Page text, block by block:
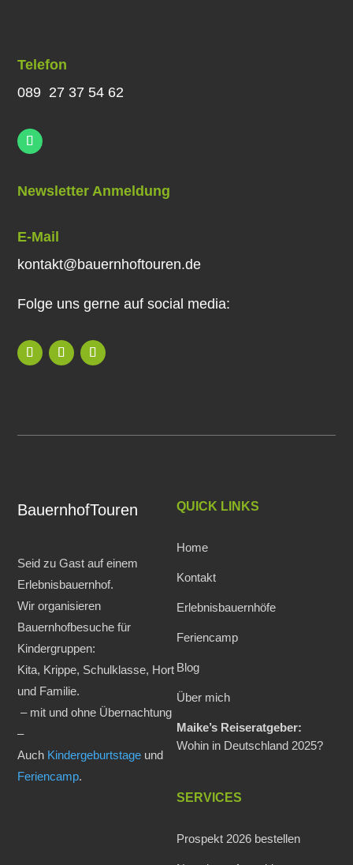
Telefon
089 27 37 54 62
Newsletter Anmeldung
E-Mail
kontakt@bauernhoftouren.de
Folge uns gerne auf social media:
BauernhofTouren
Seid zu Gast auf einem
Erlebnisbauernhof.
Wir organisieren
Bauernhofbesuche für
Kindergruppen:
Kita, Krippe, Schulklasse, Hort
und Familie.
– mit und ohne Übernachtung
–
Auch Kindergeburtstage und
Feriencamp.
QUICK LINKS
Home
Kontakt
Erlebnisbauernhöfe
Feriencamp
Blog
Über mich
Maike’s Reiseratgeber:
Wohin in Deutschland 2025?
SERVICES
Prospekt 2026 bestellen